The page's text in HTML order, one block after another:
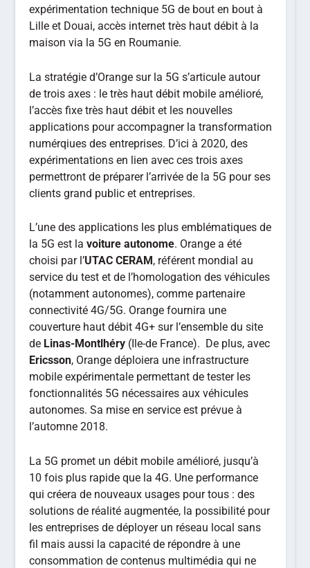
expérimentation technique 5G de bout en bout à
Lille et Douai, accès internet très haut débit à la
maison via la 5G en Roumanie.
La stratégie d’Orange sur la 5G s’articule autour
de trois axes : le très haut débit mobile amélioré,
l’accès fixe très haut débit et les nouvelles
applications pour accompagner la transformation
numérqiues des entreprises. D’ici à 2020, des
expérimentations en lien avec ces trois axes
permettront de préparer l’arrivée de la 5G pour ses
clients grand public et entreprises.
L’une des applications les plus emblématiques de
la 5G est lavoiture autonome. Orange a été
choisi par l’UTAC CERAM , référent mondial au
service du test et de l’homologation des véhicules
(notamment autonomes), comme partenaire
connectivité 4G/5G. Orange fournira une
couverture haut débit 4G+ sur l’ensemble du site
de Linas-Montlhéry (Ile-de France). De plus, avec
Ericsson, Orange déploiera une infrastructure
mobile expérimentale permettant de tester les
fonctionnalités 5G nécessaires aux véhicules
autonomes. Sa mise en service est prévue à
l’automne 2018.
La 5G promet un débit mobile amélioré, jusqu’à
10 fois plus rapide que la 4G. Une performance
qui créera de nouveaux usages pour tous : des
solutions de réalité augmentée, la possibilité pour
les entreprises de déployer un réseau local sans
fil mais aussi la capacité de répondre à une
consommation de contenus multimédia qui ne